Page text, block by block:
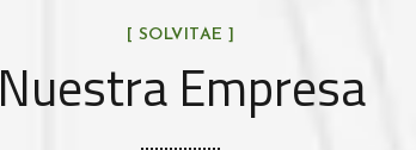
[ SOLVITAE ]
Nuestra Empresa